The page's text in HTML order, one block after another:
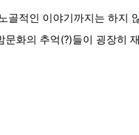
골적인 이야기까지는 하지
문화의 추억(?)들이 굉장히